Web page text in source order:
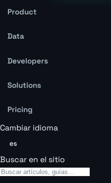
Product
Data
Developers
Solutions
Pricing
Cambiar idioma
es
Buscar en el sitio